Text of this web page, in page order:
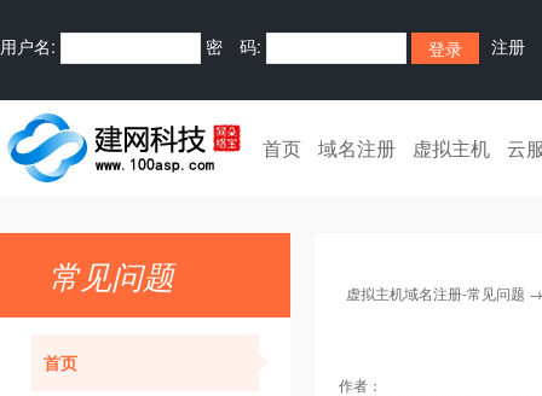
用户名: 密 码: 注册
首页 域名注册 虚拟主机 云
常见问题
首页
虚拟主机域名注册-常见问题
作者：